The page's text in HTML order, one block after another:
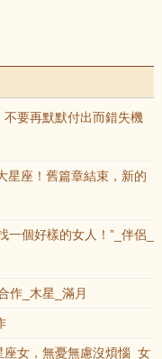
要再默默付出而錯失機
星座！舊篇章結束，新的
個好樣的女人！”_伴侶_
作_木星_滿月
女，無憂無慮沒煩惱_女